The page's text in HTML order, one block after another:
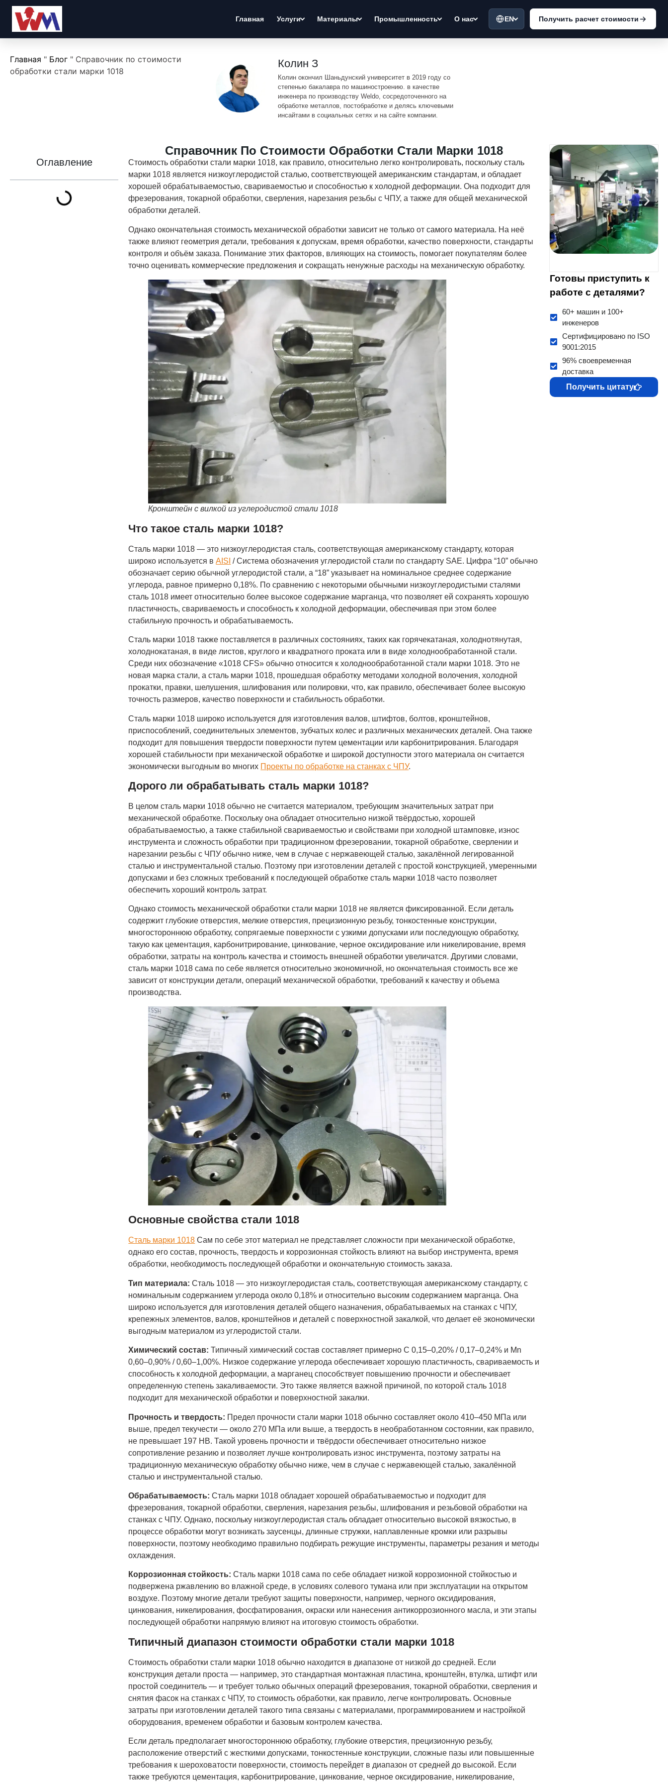
Главная Услуги Материалы Промышленность О нас EN Получить расчет стоимости
Главная " Блог " Справочник по стоимости
обработки стали марки 1018
Колин З
Колин окончил Шаньдунский университет в 2019 году со
степенью бакалавра по машиностроению. в качестве
инженера по производству Weldo, сосредоточенного на
обработке металлов, постобработке и делясь ключевыми
инсайтами в социальных сетях и на сайте компании.
Оглавление
Справочник По Стоимости Обработки Стали Марки 1018
Стоимость обработки стали марки 1018, как правило, относительно легко контролировать, поскольку сталь
марки 1018 является низкоуглеродистой сталью, соответствующей американским стандартам, и обладает
хорошей обрабатываемостью, свариваемостью и способностью к холодной деформации. Она подходит для
фрезерования, токарной обработки, сверления, нарезания резьбы с ЧПУ, а также для общей механической
обработки деталей.
Однако окончательная стоимость механической обработки зависит не только от самого материала. На неё
также влияют геометрия детали, требования к допускам, время обработки, качество поверхности, стандарты
контроля и объём заказа. Понимание этих факторов, влияющих на стоимость, помогает покупателям более
точно оценивать коммерческие предложения и сокращать ненужные расходы на механическую обработку.
Кронштейн с вилкой из углеродистой стали 1018
Что такое сталь марки 1018?
Сталь марки 1018 — это низкоуглеродистая сталь, соответствующая американскому стандарту, которая
широко используется вAISI / Система обозначения углеродистой стали по стандарту SAE. Цифра “10” обычно
обозначает серию обычной углеродистой стали, а “18” указывает на номинальное среднее содержание
углерода, равное примерно 0,18%. По сравнению с некоторыми обычными низкоуглеродистыми сталями
сталь 1018 имеет относительно более высокое содержание марганца, что позволяет ей сохранять хорошую
пластичность, свариваемость и способность к холодной деформации, обеспечивая при этом более
стабильную прочность и обрабатываемость.
Сталь марки 1018 также поставляется в различных состояниях, таких как горячекатаная, холоднотянутая,
холоднокатаная, в виде листов, круглого и квадратного проката или в виде холоднообработанной стали.
Среди них обозначение «1018 CFS» обычно относится к холоднообработанной стали марки 1018. Это не
новая марка стали, а сталь марки 1018, прошедшая обработку методами холодной волочения, холодной
прокатки, правки, шелушения, шлифования или полировки, что, как правило, обеспечивает более высокую
точность размеров, качество поверхности и стабильность обработки.
Сталь марки 1018 широко используется для изготовления валов, штифтов, болтов, кронштейнов,
приспособлений, соединительных элементов, зубчатых колес и различных механических деталей. Она также
подходит для повышения твердости поверхности путем цементации или карбонитрирования. Благодаря
хорошей стабильности при механической обработке и широкой доступности этого материала он считается
экономически выгодным во многих Проекты по обработке на станках с ЧПУ.
Дорого ли обрабатывать сталь марки 1018?
В целом сталь марки 1018 обычно не считается материалом, требующим значительных затрат при
механической обработке. Поскольку она обладает относительно низкой твёрдостью, хорошей
обрабатываемостью, а также стабильной свариваемостью и свойствами при холодной штамповке, износ
инструмента и сложность обработки при традиционном фрезеровании, токарной обработке, сверлении и
нарезании резьбы с ЧПУ обычно ниже, чем в случае с нержавеющей сталью, закалённой легированной
сталью и инструментальной сталью. Поэтому при изготовлении деталей с простой конструкцией, умеренными
допусками и без сложных требований к последующей обработке сталь марки 1018 часто позволяет
обеспечить хороший контроль затрат.
Однако стоимость механической обработки стали марки 1018 не является фиксированной. Если деталь
содержит глубокие отверстия, мелкие отверстия, прецизионную резьбу, тонкостенные конструкции,
многостороннюю обработку, сопрягаемые поверхности с узкими допусками или последующую обработку,
такую как цементация, карбонитрирование, цинкование, черное оксидирование или никелирование, время
обработки, затраты на контроль качества и стоимость внешней обработки увеличатся. Другими словами,
сталь марки 1018 сама по себе является относительно экономичной, но окончательная стоимость все же
зависит от конструкции детали, операций механической обработки, требований к качеству и объема
производства.
Основные свойства стали 1018
Сталь марки 1018 Сам по себе этот материал не представляет сложности при механической обработке,
однако его состав, прочность, твердость и коррозионная стойкость влияют на выбор инструмента, время
обработки, необходимость последующей обработки и окончательную стоимость заказа.
Тип материала: Сталь 1018 — это низкоуглеродистая сталь, соответствующая американскому стандарту, с
номинальным содержанием углерода около 0,18% и относительно высоким содержанием марганца. Она
широко используется для изготовления деталей общего назначения, обрабатываемых на станках с ЧПУ,
крепежных элементов, валов, кронштейнов и деталей с поверхностной закалкой, что делает её экономически
выгодным материалом из углеродистой стали.
Химический состав: Типичный химический состав составляет примерно C 0,15–0,20% / 0,17–0,24% и Mn
0,60–0,90% / 0,60–1,00%. Низкое содержание углерода обеспечивает хорошую пластичность, свариваемость и
способность к холодной деформации, а марганец способствует повышению прочности и обеспечивает
определенную степень закаливаемости. Это также является важной причиной, по которой сталь 1018
подходит для механической обработки и поверхностной закалки.
Прочность и твердость: Предел прочности стали марки 1018 обычно составляет около 410–450 МПа или
выше, предел текучести — около 270 МПа или выше, а твердость в необработанном состоянии, как правило,
не превышает 197 HB. Такой уровень прочности и твёрдости обеспечивает относительно низкое
сопротивление резанию и позволяет лучше контролировать износ инструмента, поэтому затраты на
традиционную механическую обработку обычно ниже, чем в случае с нержавеющей сталью, закалённой
сталью и инструментальной сталью.
Обрабатываемость:Сталь марки 1018 обладает хорошей обрабатываемостью и подходит для
фрезерования, токарной обработки, сверления, нарезания резьбы, шлифования и резьбовой обработки на
станках с ЧПУ. Однако, поскольку низкоуглеродистая сталь обладает относительно высокой вязкостью, в
процессе обработки могут возникать заусенцы, длинные стружки, наплавленные кромки или разрывы
поверхности, поэтому необходимо правильно подбирать режущие инструменты, параметры резания и методы
охлаждения.
Коррозионная стойкость:Сталь марки 1018 сама по себе обладает низкой коррозионной стойкостью и
подвержена ржавлению во влажной среде, в условиях солевого тумана или при эксплуатации на открытом
воздухе. Поэтому многие детали требуют защиты поверхности, например, черного оксидирования,
цинкования, никелирования, фосфатирования, окраски или нанесения антикоррозионного масла, и эти этапы
последующей обработки напрямую влияют на итоговую стоимость обработки.
Типичный диапазон стоимости обработки стали марки 1018
Стоимость обработки стали марки 1018 обычно находится в диапазоне от низкой до средней. Если
конструкция детали проста — например, это стандартная монтажная пластина, кронштейн, втулка, штифт или
простой соединитель — и требует только обычных операций фрезерования, токарной обработки, сверления и
снятия фасок на станках с ЧПУ, то стоимость обработки, как правило, легче контролировать. Основные
затраты при изготовлении деталей такого типа связаны с материалами, программированием и настройкой
оборудования, временем обработки и базовым контролем качества.
Если деталь предполагает многостороннюю обработку, глубокие отверстия, прецизионную резьбу,
расположение отверстий с жесткими допусками, тонкостенные конструкции, сложные пазы или повышенные
требования к шероховатости поверхности, стоимость перейдет в диапазон от средней до высокой. Если
также требуются цементация, карбонитрирование, цинкование, черное оксидирование, никелирование,
Готовы приступить к
работе с деталями?
60+ машин и 100+
инженеров
Сертифицировано по ISO
9001:2015
96% своевременная
доставка
Получить цитату